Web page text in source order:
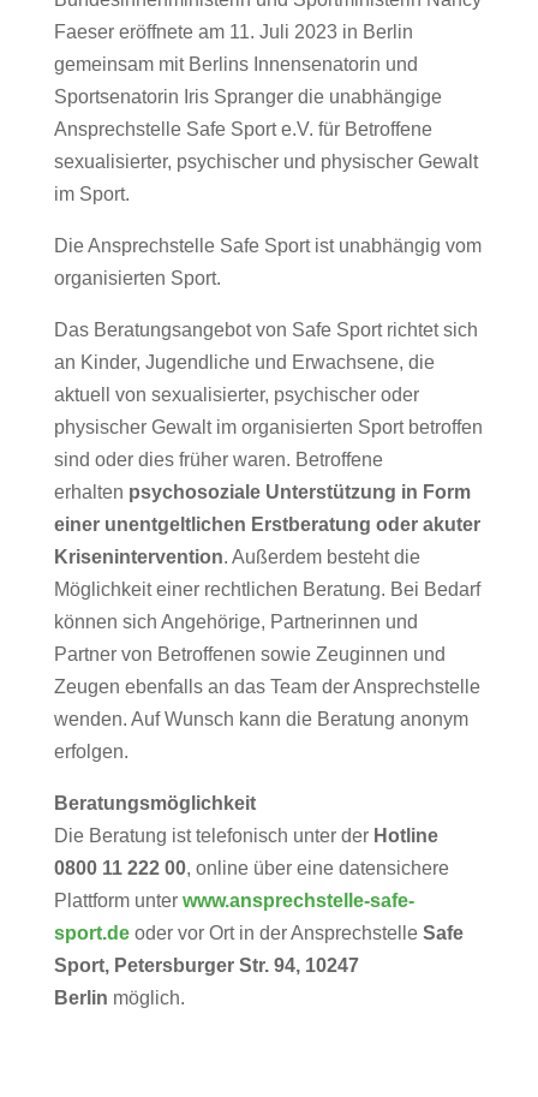
Faeser eröffnete am 11. Juli 2023 in Berlin
gemeinsam mit Berlins Innensenatorin und
Sportsenatorin Iris Spranger die unabhängige
Ansprechstelle Safe Sport e.V. für Betroffene
sexualisierter, psychischer und physischer Gewalt
im Sport.
Die Ansprechstelle Safe Sport ist unabhängig vom
organisierten Sport.
Das Beratungsangebot von Safe Sport richtet sich
an Kinder, Jugendliche und Erwachsene, die
aktuell von sexualisierter, psychischer oder
physischer Gewalt im organisierten Sport betroffen
sind oder dies früher waren. Betroffene
erhalten psychosoziale Unterstützung in Form
einer unentgeltlichen Erstberatung oder akuter
Krisenintervention. Außerdem besteht die
Möglichkeit einer rechtlichen Beratung. Bei Bedarf
können sich Angehörige, Partnerinnen und
Partner von Betroffenen sowie Zeuginnen und
Zeugen ebenfalls an das Team der Ansprechstelle
wenden. Auf Wunsch kann die Beratung anonym
erfolgen.
Beratungsmöglichkeit
Die Beratung ist telefonisch unter der Hotline
0800 11 222 00, online über eine datensichere
Plattform unter www.ansprechstelle-safe-
sport.de oder vor Ort in der Ansprechstelle Safe
Sport, Petersburger Str. 94, 10247
Berlin möglich.